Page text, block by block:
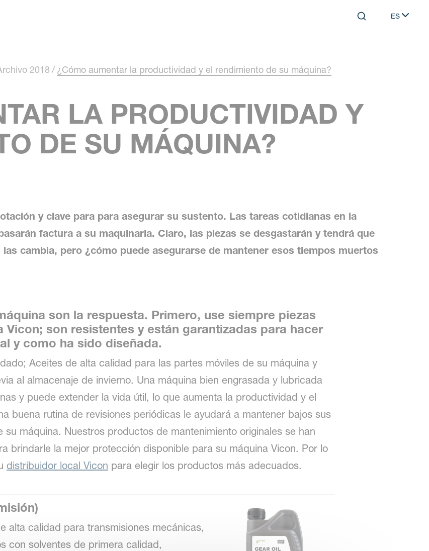
Search ES
Select
2018 ¿Cómo aumentar la productividad y el rendimiento de su máquina?
LA PRODUCTIVIDAD Y
DE SU MÁQUINA?
y clave para para asegurar su sustento. Las tareas cotidianas en la
factura a su maquinaria. Claro, las piezas se desgastarán y tendrá que
cambia, pero ¿cómo puede asegurarse de mantener esos tiempos muertos
son la respuesta. Primero, use siempre piezas
Vicon; son resistentes y están garantizadas para hacer
y como ha sido diseñada.
Aceites de alta calidad para las partes móviles de su máquina y
al almacenaje de invierno. Una máquina bien engrasada y lubricada
y puede extender la vida útil, lo que aumenta la productividad y el
buena rutina de revisiones periódicas le ayudará a mantener bajos sus
máquina. Nuestros productos de mantenimiento originales se han
brindarle la mejor protección disponible para su máquina Vicon. Por lo
distribuidor local Vicon para elegir los productos más adecuados.
alta calidad para transmisiones mecánicas,
con solventes de primera calidad,